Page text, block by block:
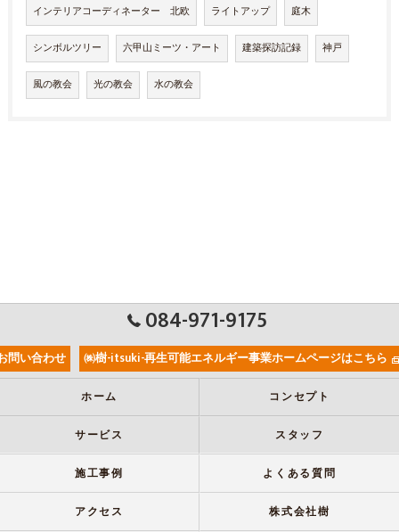
インテリアコーディネーター 北欧 ライトアップ 庭木
シンボルツリー 六甲山ミーツ・アート 建築探訪記録 神戸
風の教会 光の教会 水の教会
084-971-9175
問い合わせ ㈱樹-itsuki-再生可能エネルギー事業ホームページはこちら
ホーム コンセプト
サービス スタッフ
施工事例 よくある質問
アクセス 株式会社樹